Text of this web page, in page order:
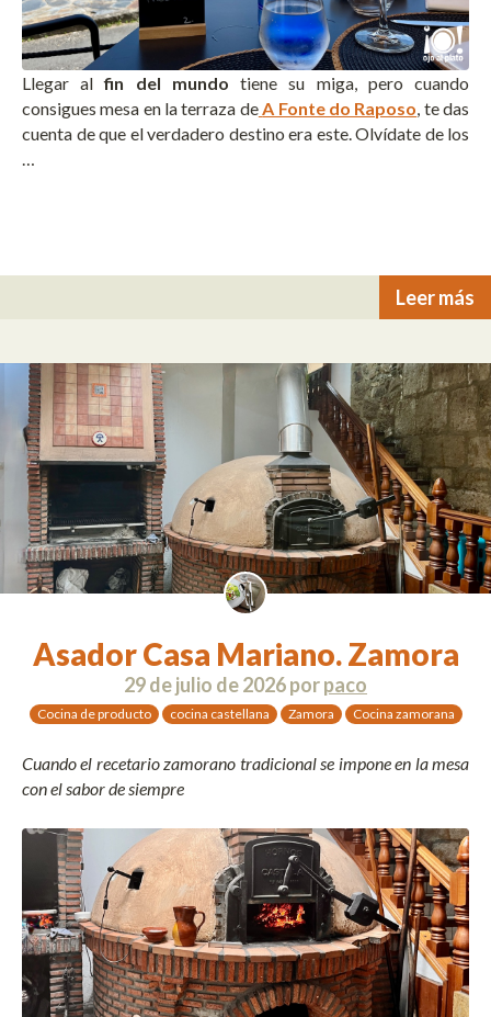
Llegar alfin del mundo tiene su miga, pero cuando
consigues mesa en la terraza deA Fonte do Raposo, te das
cuenta de que el verdadero destino era este. Olvídate de los
…
Leer más
Asador Casa Mariano. Zamora
29 de julio de 2026porpaco
Cocina de producto cocina castellana Zamora Cocina zamorana
Cuando el recetario zamorano tradicional se impone en la mesa
con el sabor de siempre